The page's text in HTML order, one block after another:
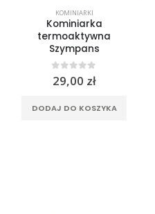
KOMINIARKI
Kominiarka
termoaktywna
Szympans
0out of 5
29,00 zł
DODAJ DO KOSZYKA